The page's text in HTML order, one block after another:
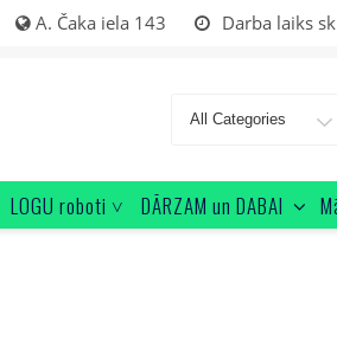
A. Čaka iela 143 Darba laiks
Search
LOGU roboti ˅ DĀRZAM un DABAI